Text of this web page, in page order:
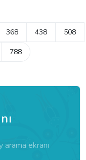
368 438 508
788
arama ekranı